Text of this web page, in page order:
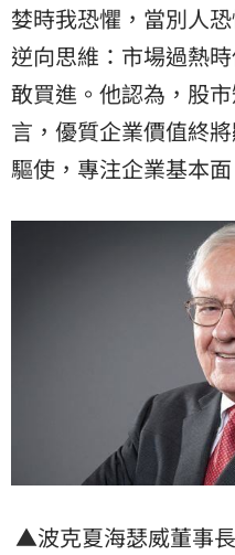
婪時我恐懼，當別人
逆向思維：市場過熱
敢買進。他認為，股
言，優質企業價值終
驅使，專注企業基本
▲波克夏海瑟威董事